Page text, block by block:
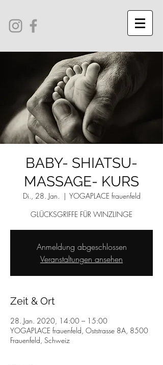
BABY- SHIATSU-
MASSAGE- KURS
Di., 28. Jan.
  |
YOGAPLACE frauenfeld
GLÜCKSGRIFFE FÜR WINZLINGE
Anmeldung abgeschlossen
Veranstaltungen ansehen
Zeit & Ort
28. Jan. 2020, 14:00 – 15:00
YOGAPLACE frauenfeld, Oststrasse 8A, 8500
Frauenfeld, Schweiz